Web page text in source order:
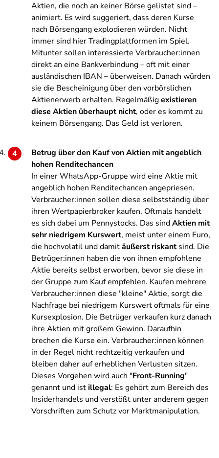
Aktien, die noch an keiner Börse gelistet sind –
animiert. Es wird suggeriert, dass deren Kurse
nach Börsengang explodieren würden. Nicht
immer sind hier Tradingplattformen im Spiel.
Mitunter sollen interessierte Verbraucher:innen
direkt an eine Bankverbindung – oft mit einer
ausländischen IBAN – überweisen. Danach würden
sie die Bescheinigung über den vorbörslichen
Aktienerwerb erhalten. Regelmäßigexistieren
diese Aktien überhaupt nicht, oder es kommt zu
keinem Börsengang. Das Geld ist verloren.
Betrug über den Kauf von Aktien mit angeblich
hohen Renditechancen
In einer WhatsApp-Gruppe wird eine Aktie mit
angeblich hohen Renditechancen angepriesen.
Verbraucher:innen sollen diese selbstständig über
ihren Wertpapierbroker kaufen. Oftmals handelt
es sich dabei um Pennystocks. Das sindAktien mit
sehr niedrigem Kurswert, meist unter einem Euro,
die hochvolatil und damitäußerst riskantsind. Die
Betrüger:innen haben die von ihnen empfohlene
Aktie bereits selbst erworben, bevor sie diese in
der Gruppe zum Kauf empfehlen. Kaufen mehrere
Verbraucher:innen diese "kleine" Aktie, sorgt die
Nachfrage bei niedrigem Kurswert oftmals für eine
Kursexplosion. Die Betrüger verkaufen kurz danach
ihre Aktien mit großem Gewinn. Daraufhin
brechen die Kurse ein. Verbraucher:innen können
in der Regel nicht rechtzeitig verkaufen und
bleiben daher auf erheblichen Verlusten sitzen.
Dieses Vorgehen wird auch "Front-Running"
genannt und istillegal: Es gehört zum Bereich des
Insiderhandels und verstößt unter anderem gegen
Vorschriften zum Schutz vor Marktmanipulation.